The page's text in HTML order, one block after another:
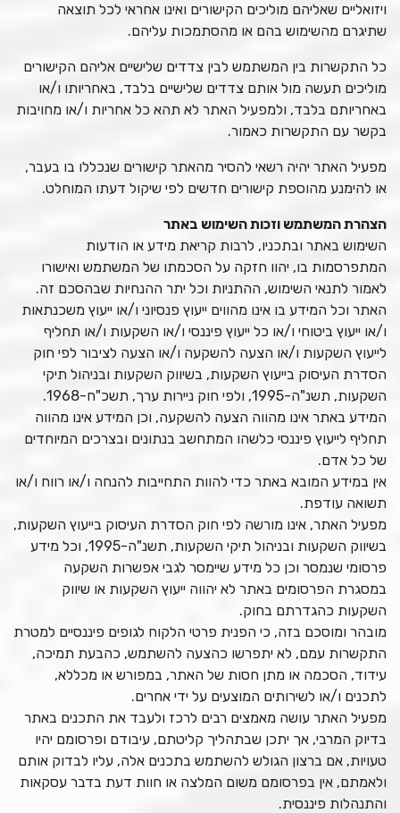
ויזואליים שאליהם מוליכים הקישורים ואינו אחראי לכל תוצאה
שתיגרם מהשימוש בהם או מהסתמכות עליהם.
כל התקשרות בין המשתמש לבין צדדים שלישיים אליהם הקישורים
מוליכים תעשה מול אותם צדדים שלישיים בלבד, באחריותו ו/או
באחריותם בלבד, ולמפעיל האתר לא תהא כל אחריות ו/או מחויבות
בקשר עם התקשרות כאמור.
מפעיל האתר יהיה רשאי להסיר מהאתר קישורים שנכללו בו בעבר,
או להימנע מהוספת קישורים חדשים לפי שיקול דעתו המוחלט.
הצהרת המשתמש וזכות השימוש באתר
השימוש באתר ובתכניו, לרבות קריאת מידע או הודעות
המתפרסמות בו, יהוו חזקה על הסכמתו של המשתמש ואישורו
לאמור לתנאי השימוש, ההתניות וכל יתר ההנחיות שבהסכם זה.
האתר וכל המידע בו אינו מהווים ייעוץ פנסיוני ו/או ייעוץ משכנתאות
ו/או ייעוץ ביטוחי ו/או כל ייעוץ פיננסי ו/או השקעות ו/או תחליף
לייעוץ השקעות ו/או הצעה להשקעה ו/או הצעה לציבור לפי חוק
הסדרת העיסוק בייעוץ השקעות, בשיווק השקעות ובניהול תיקי
השקעות, תשנ"ה-1995, ולפי חוק ניירות ערך, תשכ"ח-1968.
המידע באתר אינו מהווה הצעה להשקעה, וכן המידע אינו מהווה
תחליף לייעוץ פיננסי כלשהו המתחשב בנתונים ובצרכים המיוחדים
של כל אדם.
אין במידע המובא באתר כדי להוות התחייבות להנחה ו/או רווח ו/או
תשואה עודפת.
מפעיל האתר, אינו מורשה לפי חוק הסדרת העיסוק בייעוץ השקעות,
בשיווק השקעות ובניהול תיקי השקעות, תשנ"ה-1995, וכל מידע
פרסומי שנמסר וכן כל מידע שיימסר לגבי אפשרות השקעה
במסגרת הפרסומים באתר לא יהווה ייעוץ השקעות או שיווק
השקעות כהגדרתם בחוק.
מובהר ומוסכם בזה, כי הפנית פרטי הלקוח לגופים פיננסיים למטרת
התקשרות עמם, לא יתפרשו כהצעה להשתמש, כהבעת תמיכה,
עידוד, הסכמה או מתן חסות של האתר, במפורש או מכללא,
לתכנים ו/או לשירותים המוצעים על ידי אחרים.
מפעיל האתר עושה מאמצים רבים לרכז ולעבד את התכנים באתר
בדיוק המרבי, אך יתכן שבתהליך קליטתם, עיבודם ופרסומם יהיו
טעויות, אם ברצון הגולש להשתמש בתכנים אלה, עליו לבדוק אותם
ולאמתם, אין בפרסומם משום המלצה או חוות דעת בדבר עסקאות
והתנהלות פיננסית.